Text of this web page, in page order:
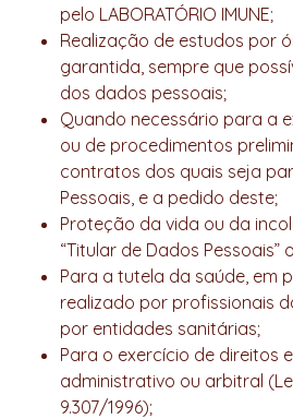
pelo LABORATÓRIO IMUNE;
Realização de estudos por
garantida, sempre que
dos dados pessoais;
Quando necessário para a
ou de procedimentos
contratos dos quais seja
Pessoais, e a pedido deste;
Proteção da vida ou da
“Titular de Dados Pessoais”
Para a tutela da saúde, em
realizado por profissionais
por entidades sanitárias;
Para o exercício de direitos
administrativo ou arbitral
9.307/1996);